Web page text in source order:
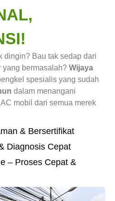
dingin? Bau tak sedap dari
yang bermasalah? Wijaya
spesialis yang sudah
dalam menangani
mobil dari semua merek
& Bersertifikat
Diagnosis Cepat
– Proses Cepat &